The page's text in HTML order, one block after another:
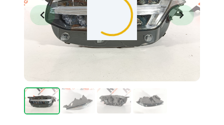
chevron_left chevron_right